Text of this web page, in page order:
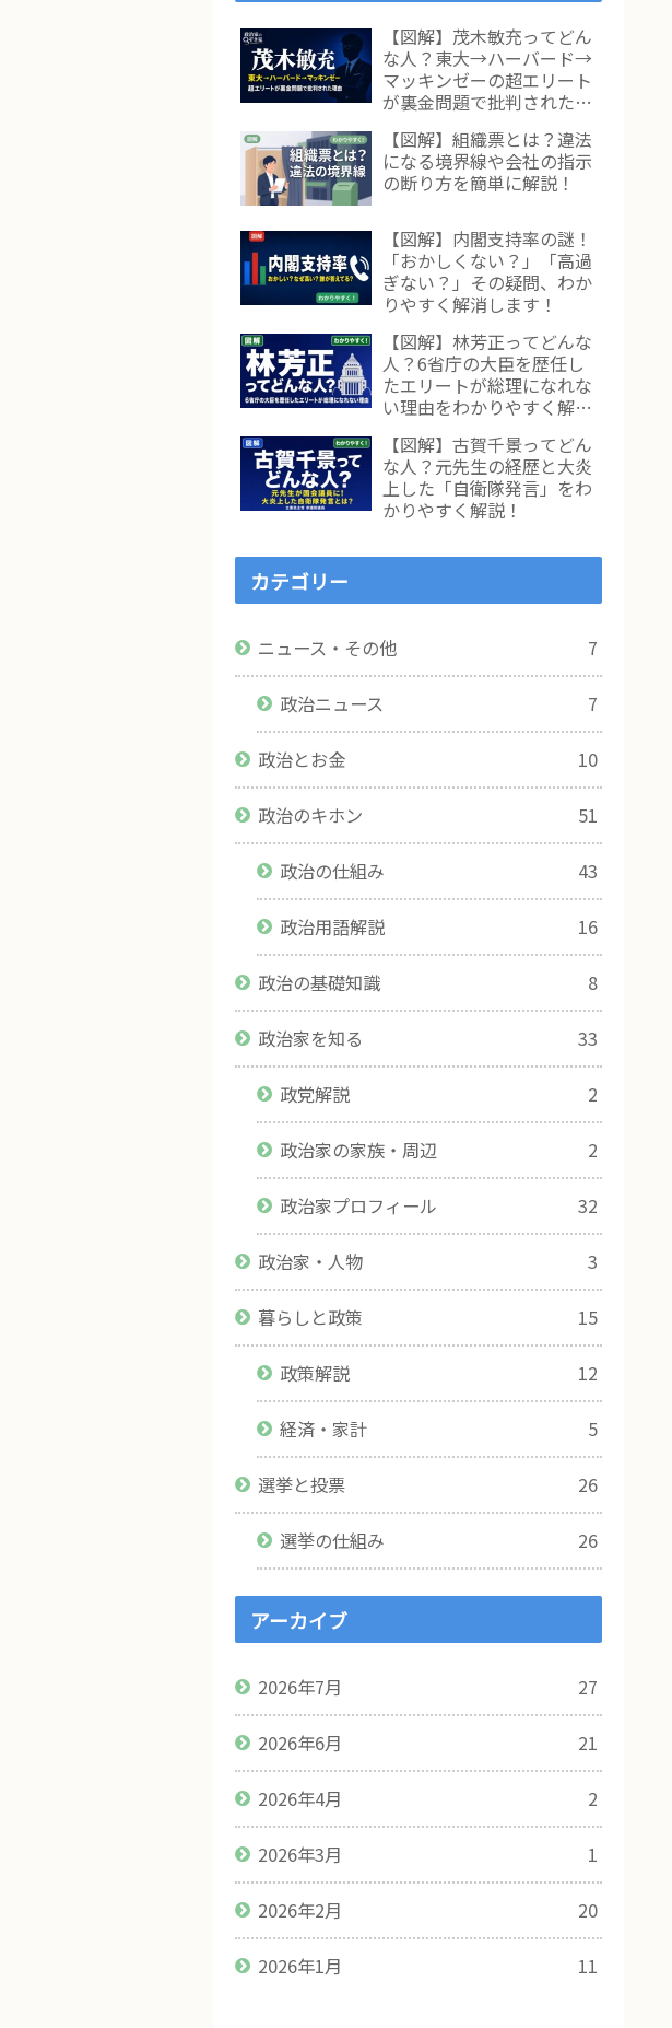
【図解】茂木敏充ってどん
な人？東大→ハーバード→
マッキンゼーの超エリート
が裏金問題で批判された理
【図解】組織票とは？違法
になる境界線や会社の指示
の断り方を簡単に解説！
【図解】内閣支持率の謎！
「おかしくない？」「高過
ぎない？」その疑問、わか
りやすく解消します！
【図解】林芳正ってどんな
人？6省庁の大臣を歴任し
たエリートが総理になれな
い理由をわかりやすく解
【図解】古賀千景ってどん
な人？元先生の経歴と大炎
上した「自衛隊発言」をわ
かりやすく解説！
カテゴリー
ニュース・その他 7
政治ニュース 7
政治とお金 10
政治のキホン 51
政治の仕組み 43
政治用語解説 16
政治の基礎知識 8
政治家を知る 33
政党解説 2
政治家の家族・周辺 2
政治家プロフィール 32
政治家・人物 3
暮らしと政策 15
政策解説 12
経済・家計 5
選挙と投票 26
選挙の仕組み 26
アーカイブ
2026年7月 27
2026年6月 21
2026年4月 2
2026年3月 1
2026年2月 20
2026年1月 11